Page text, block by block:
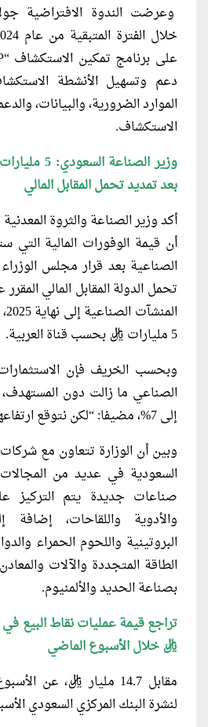
وعرضت الندوة الافتراضية
دعم وتسهيل الأنشطة
الموارد الضرورية، والبيانات،
الاستكشاف.
وزير
بعد تمديد تحمل المقابل المالي
أكد وزير الصناعة والثروة
أن قيمة الوفورات المالية
الصناعية بعد قرار مجلس
تحمل الدولة المقابل المالي
5 مليارات ريال بحسب قناة العربية.
وبحسب الخريف فإن
إلى 7%، مضيفا: “لكن نتوقع ارتفاعها”.
وبين أن الوزارة تتعاون مع
السعودية في عديد من
صناعات جديدة يتم التركيز
والأدوية واللقاحات،
البروتينية واللحوم الحمراء
الطاقة المتجددة والآلات
بصناعة الحديد والألمنيوم.
ريال خلال الأسبوع الماضي
مقابل 14.7 مليار ريال، عن
لنشرة البنك المركزي السعودي